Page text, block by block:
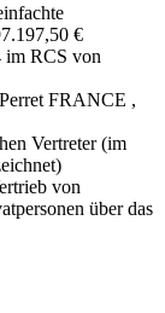
€
im RCS von
FRANCE ,
Vertreter (im
von
über das